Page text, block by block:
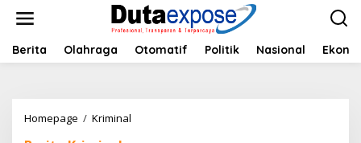
t
Berita Olahraga Otomatif Politik Nasional
Homepage / Kriminal